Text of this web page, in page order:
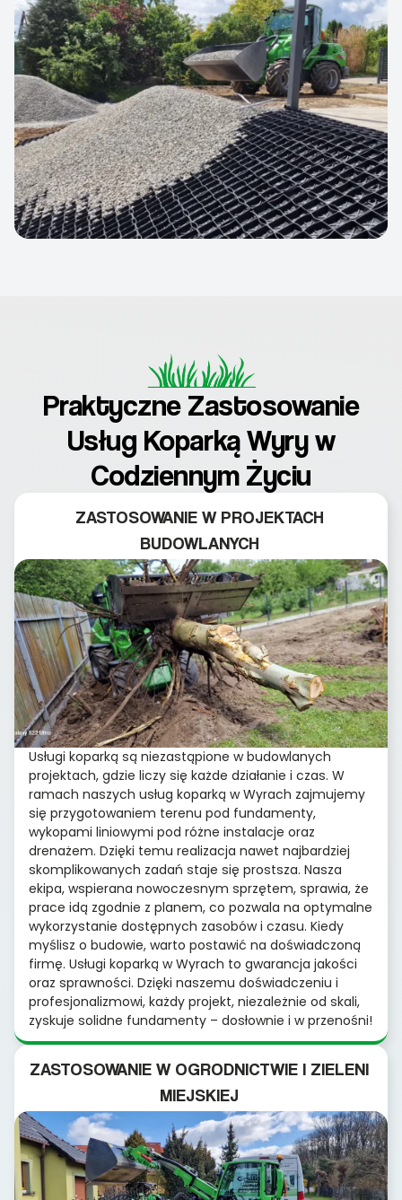
Praktyczne Zastosowanie
Usług Koparką Wyry w
Codziennym Życiu
ZASTOSOWANIE W PROJEKTACH
BUDOWLANYCH
Usługi koparką są niezastąpione w budowlanych
projektach, gdzie liczy się każde działanie i czas. W
ramach naszych usług koparką w Wyrach zajmujemy
się przygotowaniem terenu pod fundamenty,
wykopami liniowymi pod różne instalacje oraz
drenażem. Dzięki temu realizacja nawet najbardziej
skomplikowanych zadań staje się prostsza. Nasza
ekipa, wspierana nowoczesnym sprzętem, sprawia, że
prace idą zgodnie z planem, co pozwala na optymalne
wykorzystanie dostępnych zasobów i czasu. Kiedy
myślisz o budowie, warto postawić na doświadczoną
firmę. Usługi koparką w Wyrach to gwarancja jakości
oraz sprawności. Dzięki naszemu doświadczeniu i
profesjonalizmowi, każdy projekt, niezależnie od skali,
zyskuje solidne fundamenty – dosłownie i w przenośni!
ZASTOSOWANIE W OGRODNICTWIE I ZIELENI
MIEJSKIEJ